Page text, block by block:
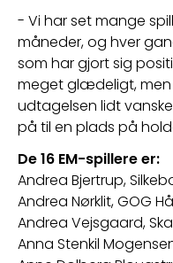
- Vi har set mange
måneder, og hver
som har gjort sig
meget glædeligt,
udtagelsen lidt
på til en plads på
De 16 EM-spillere er:
Andrea Bjertrup,
Andrea Nørklit, GOG
Andrea Vejsgaard,
Anna Stenkil